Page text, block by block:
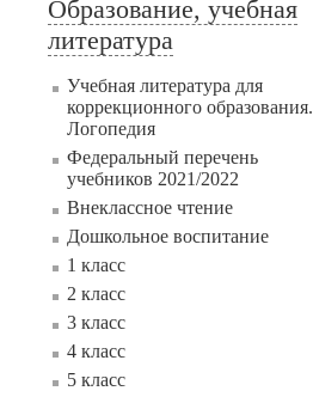
Образование, учебная
литература
Учебная литература для
коррекционного образования.
Логопедия
Федеральный перечень
учебников 2021/2022
Внеклассное чтение
Дошкольное воспитание
1 класс
2 класс
3 класс
4 класс
5 класс